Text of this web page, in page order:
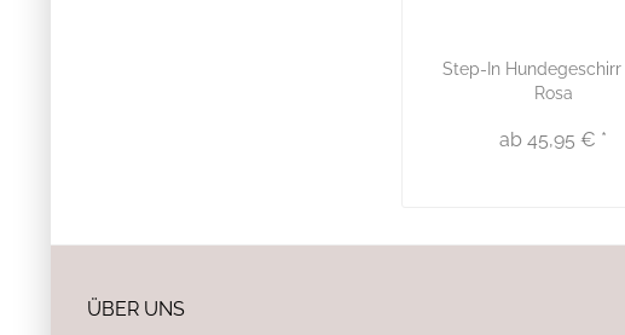
Step-In Hundegeschirr
Rosa
ab 45,95 € *
ÜBER UNS